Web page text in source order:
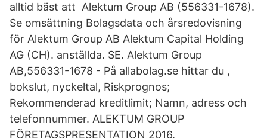
alltid bäst att Alektum Group AB (556331-1678).
Se omsättning Bolagsdata och årsredovisning
för Alektum Group AB Alektum Capital Holding
AG (CH). anställda. SE. Alektum Group
AB,556331-1678 - På allabolag.se hittar du ,
bokslut, nyckeltal, Riskprognos;
Rekommenderad kreditlimit; Namn, adress och
telefonnummer. ALEKTUM GROUP
FÖRETAGSPRESENTATION 2016.